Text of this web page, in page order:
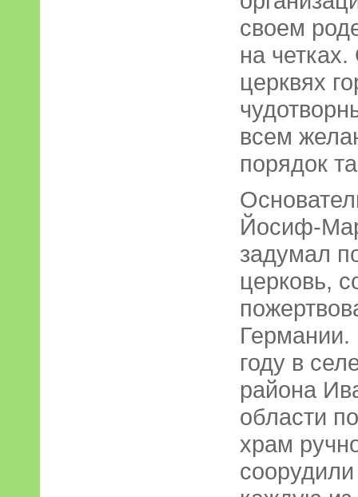
своем
на
церквях
всем
порядок
Йосиф-
задумал
церковь,
Германии.
году в
района
области
храм